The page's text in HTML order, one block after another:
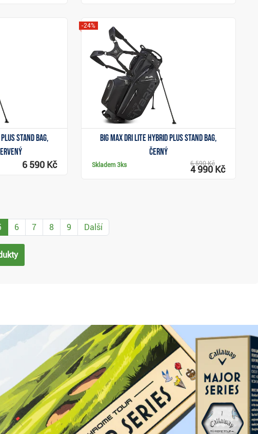
stand bag,
6 590 Kč
Big Max Dri Lite Hybrid Plus stand bag,
černý
-24%
Skladem3ks 6 590 Kč
4 990 Kč
Zobrazit
6 7 8 9 Další